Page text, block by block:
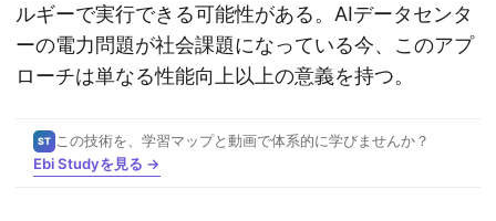
ルギーで実行できる可能性がある。AIデータセンタ
ーの電力問題が社会課題になっている今、このアプ
ローチは単なる性能向上以上の意義を持つ。
ST この技術を、学習マップと動画で体系的に学びませんか？
Ebi Studyを見る →